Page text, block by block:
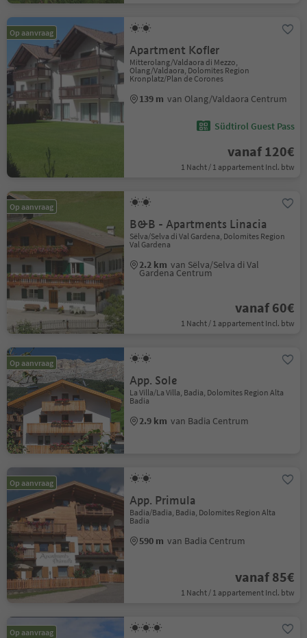
Op aanvraag
Apartment Kofler
Mitterolang/Valdaora di Mezzo,
Olang/Valdaora, Dolomites Region
Kronplatz/Plan de Corones
139 m van Olang/Valdaora Centrum
Südtirol Guest Pass
vanaf 120€
1 Nacht / 1 appartement Incl. btw
Op aanvraag
B&B - Apartments Linacia
Sëlva/Selva di Val Gardena, Dolomites Region
Val Gardena
2.2 km van Sëlva/Selva di Val
Gardena Centrum
vanaf 60€
1 Nacht / 1 appartement Incl. btw
Op aanvraag
App. Sole
La Villa/La Villa, Badia, Dolomites Region Alta
Badia
2.9 km van Badia Centrum
Op aanvraag
App. Primula
Badia/Badia, Badia, Dolomites Region Alta
Badia
590 m van Badia Centrum
vanaf 85€
1 Nacht / 1 appartement Incl. btw
Op aanvraag